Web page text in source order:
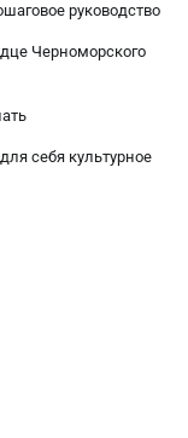
руководство
Черноморского
себя культурное